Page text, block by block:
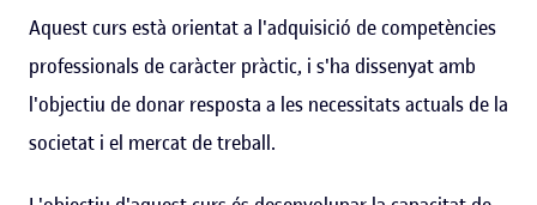
Aquest curs està orientat a l'adquisició de competències
professionals de caràcter pràctic, i s'ha dissenyat amb
l'objectiu de donar resposta a les necessitats actuals de la
societat i el mercat de treball.